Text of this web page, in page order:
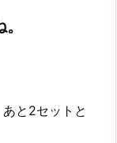
と2セットと